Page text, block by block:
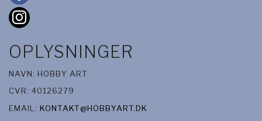
OPLYSNINGER
NAVN: HOBBY ART
CVR: 40126279
EMAIL: KONTAKT@HOBBYART.DK